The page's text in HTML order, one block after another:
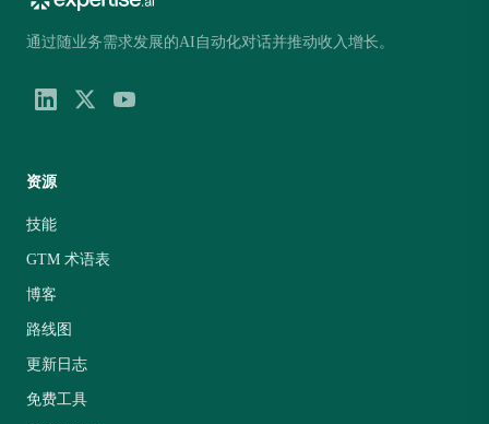
通过随业务需求发展的AI自动化对话并推动收入增长。
资源
技能
GTM 术语表
博客
路线图
更新日志
免费工具